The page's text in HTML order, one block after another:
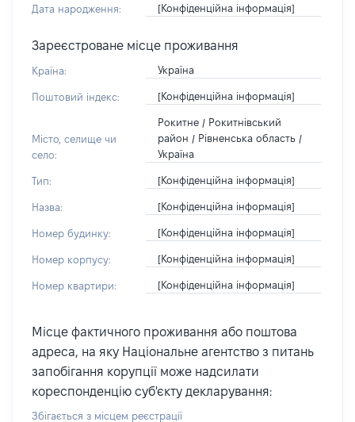
Дата народження: [Конфіденційна інформація]
Зареєстроване місце проживання
Країна: Україна
Поштовий індекс: [Конфіденційна інформація]
Місто, селище чи
село:
Рокитне / Рокитнівський
район / Рівненська область /
Україна
Тип: [Конфіденційна інформація]
Назва: [Конфіденційна інформація]
Номер будинку: [Конфіденційна інформація]
Номер корпусу: [Конфіденційна інформація]
Номер квартири: [Конфіденційна інформація]
Місце фактичного проживання або поштова
адреса, на яку Національне агентство з питань
запобігання корупції може надсилати
кореспонденцію суб'єкту декларування:
Збігається з місцем реєстрації